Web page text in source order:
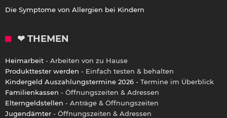
Die Symptome von Allergien bei Kindern
❤ THEMEN
Heimarbeit - Arbeiten von zu Hause
Produkttester werden - Einfach testen & behalten
Kindergeld Auszahlungstermine 2026 - Termine im Überblick
Familienkassen - Öffnungszeiten & Adressen
Elterngeldstellen - Anträge & Öffnungszeiten
Jugendämter - Öffnungszeiten & Adressen